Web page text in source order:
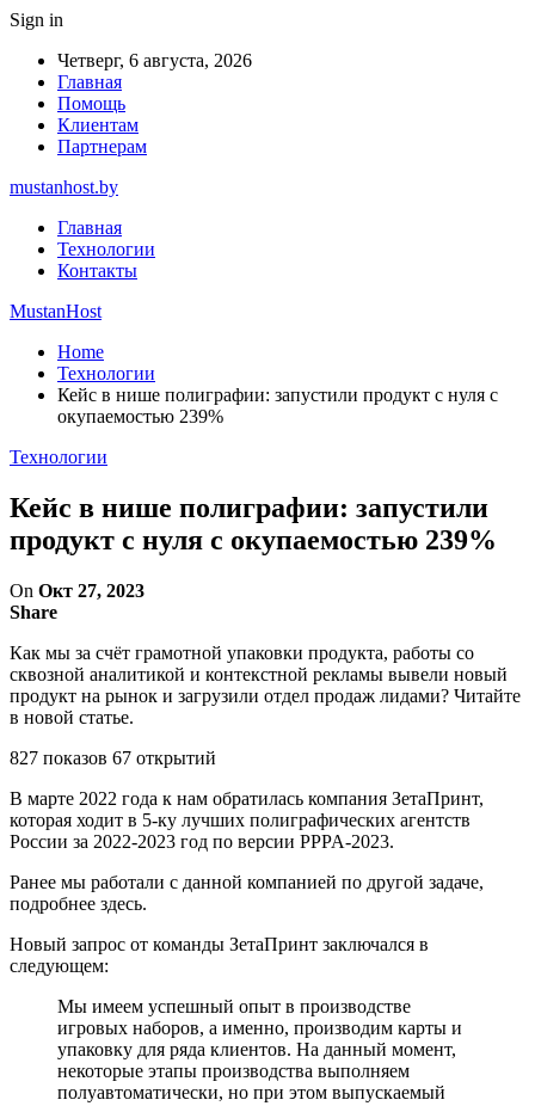
Sign in
Четверг, 6 августа, 2026
Главная
Помощь
Клиентам
Партнерам
mustanhost.by
Главная
Технологии
Контакты
MustanHost
Home
Технологии
Кейс в нише полиграфии: запустили продукт с нуля с
окупаемостью 239%
Технологии
Кейс в нише полиграфии: запустили
продукт с нуля с окупаемостью 239%
On Окт 27, 2023
Share
Как мы за счёт грамотной упаковки продукта, работы со
сквозной аналитикой и контекстной рекламы вывели новый
продукт на рынок и загрузили отдел продаж лидами? Читайте
в новой статье.
827 показов 67 открытий
В марте 2022 года к нам обратилась компания ЗетаПринт,
которая ходит в 5-ку лучших полиграфических агентств
России за 2022-2023 год по версии PPPA-2023.
Ранее мы работали с данной компанией по другой задаче,
подробнее здесь.
Новый запрос от команды ЗетаПринт заключался в
следующем:
Мы имеем успешный опыт в производстве
игровых наборов, а именно, производим карты и
упаковку для ряда клиентов. На данный момент,
некоторые этапы производства выполняем
полуавтоматически, но при этом выпускаемый